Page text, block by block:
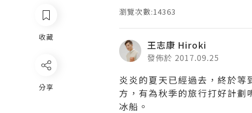
收藏
分享
瀏覽次數:14363
王志康 Hiroki
發佈於 2017.09.25
炎炎的夏天已經過去，終於
方，有為秋季的旅行打好計
冰船。